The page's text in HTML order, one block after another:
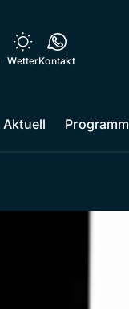
WetterKontakt
Aktuell Programm